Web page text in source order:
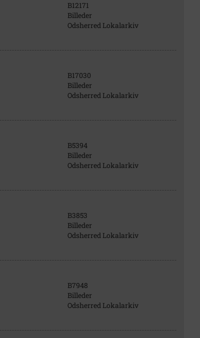
B12171
Billeder
Odsherred Lokalarkiv
B17030
Billeder
Odsherred Lokalarkiv
B5394
Billeder
Odsherred Lokalarkiv
B3853
Billeder
Odsherred Lokalarkiv
B7948
Billeder
Odsherred Lokalarkiv